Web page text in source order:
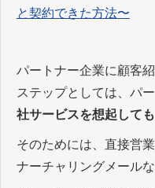
と契約できた方法〜
パートナー企業に顧客
ステップとしては、パ
社サービスを想起して
そのためには、直接営
ナーチャリングメール